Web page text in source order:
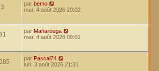
par bemo
mar. 4 août 2026 20:02
par Maharouga
mar. 4 août 2026 09:01
par Pascal74
lun. 3 août 2026 21:31